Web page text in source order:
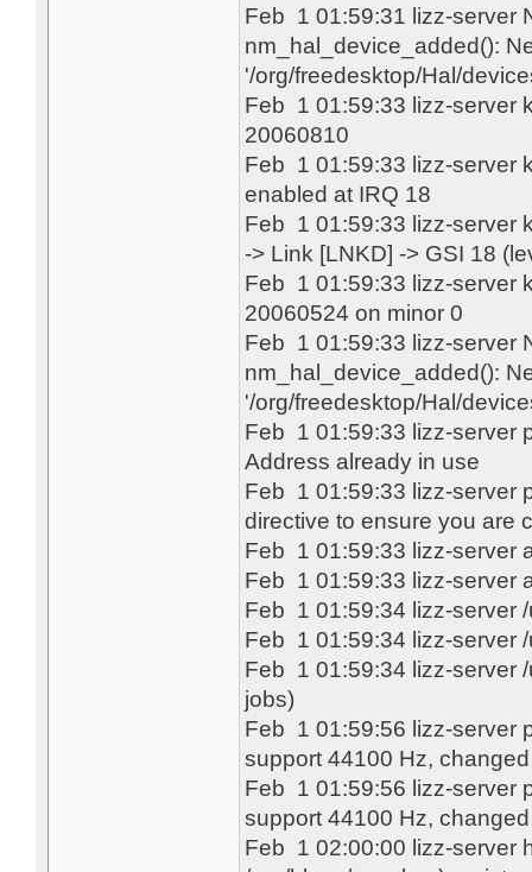
Feb 1 01:59:31 lizz-server
nm_hal_device_added():
'/org/freedesktop/Hal/
Feb 1 01:59:33 lizz-server
20060810
Feb 1 01:59:33 lizz-server
enabled at IRQ 18
Feb 1 01:59:33 lizz-server
-> Link [LNKD] -> GSI 18
Feb 1 01:59:33 lizz-server
20060524 on minor 0
Feb 1 01:59:33 lizz-server
nm_hal_device_added():
'/org/freedesktop/Hal/
Feb 1 01:59:33 lizz-server
Address already in use
Feb 1 01:59:33 lizz-server
directive to ensure you are
Feb 1 01:59:33 lizz-server
Feb 1 01:59:33 lizz-server
Feb 1 01:59:34 lizz-server
Feb 1 01:59:34 lizz-server
Feb 1 01:59:34 lizz-server
jobs)
Feb 1 01:59:56 lizz-server
support 44100 Hz,
Feb 1 01:59:56 lizz-server
support 44100 Hz,
Feb 1 02:00:00 lizz-server